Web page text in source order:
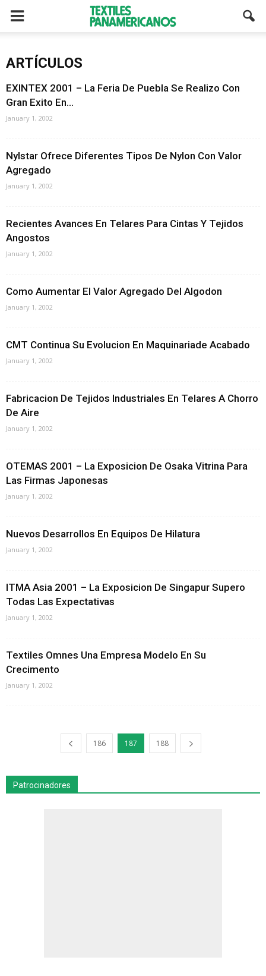
ARTÍCULOS
EXINTEX 2001 – La Feria De Puebla Se Realizo Con
Gran Exito En...
January 1, 2002
Nylstar Ofrece Diferentes Tipos De Nylon Con Valor
Agregado
January 1, 2002
Recientes Avances En Telares Para Cintas Y Tejidos
Angostos
January 1, 2002
Como Aumentar El Valor Agregado Del Algodon
January 1, 2002
CMT Continua Su Evolucion En Maquinariade Acabado
January 1, 2002
Fabricacion De Tejidos Industriales En Telares A Chorro
De Aire
January 1, 2002
OTEMAS 2001 – La Exposicion De Osaka Vitrina Para
Las Firmas Japonesas
January 1, 2002
Nuevos Desarrollos En Equipos De Hilatura
January 1, 2002
ITMA Asia 2001 – La Exposicion De Singapur Supero
Todas Las Expectativas
January 1, 2002
Textiles Omnes Una Empresa Modelo En Su
Crecimento
January 1, 2002
186 187 188
Patrocinadores